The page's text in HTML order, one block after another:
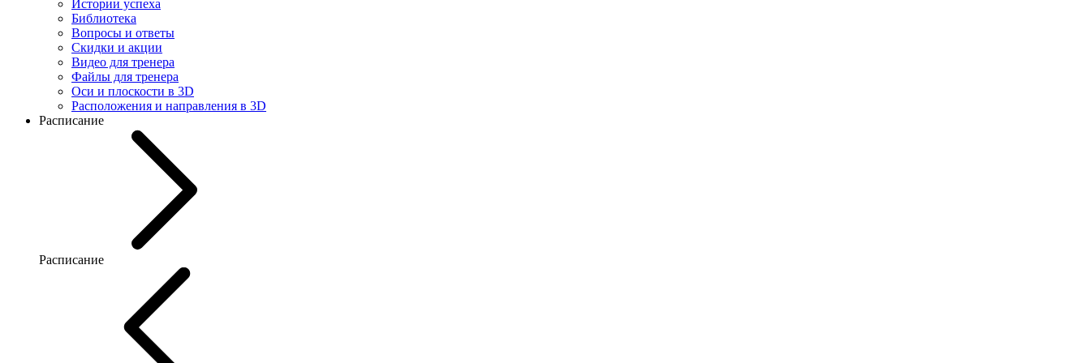
Истории успеха
Библиотека
Вопросы и ответы
Скидки и акции
Видео для тренера
Файлы для тренера
Оси и плоскости в 3D
Расположения и направления в 3D
Расписание
Расписание